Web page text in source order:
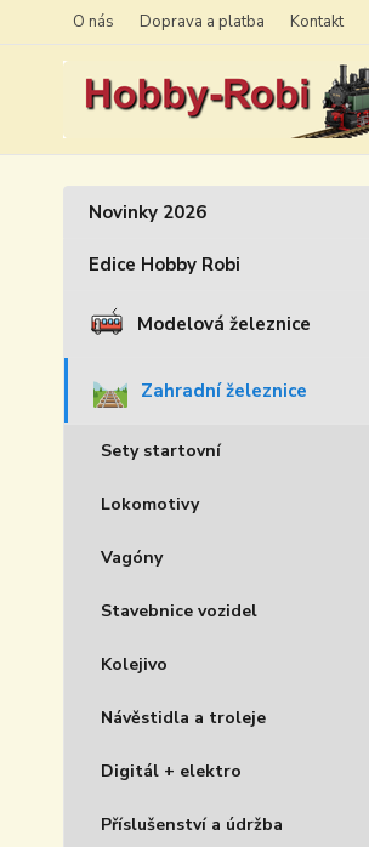
O nás Doprava a platba Kontakt
Novinky 2026
Edice Hobby Robi
Modelová železnice
Zahradní železnice
Sety startovní
Lokomotivy
Vagóny
Stavebnice vozidel
Kolejivo
Návěstidla a troleje
Digitál + elektro
Příslušenství a údržba